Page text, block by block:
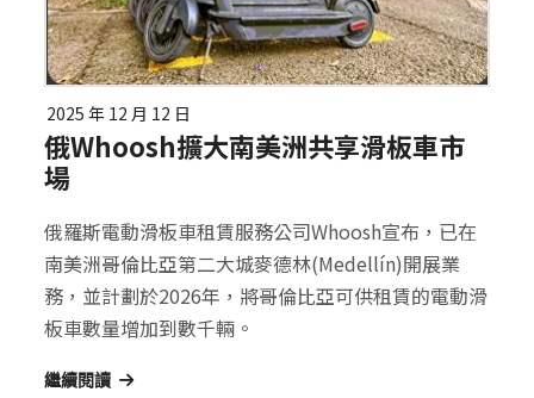
2025 年 12 月 12 日
俄Whoosh擴大南美洲共享滑板車市
場
俄羅斯電動滑板車租賃服務公司Whoosh宣布，已在
南美洲哥倫比亞第二大城麥德林(Medellín)開展業
務，並計劃於2026年，將哥倫比亞可供租賃的電動滑
板車數量增加到數千輛。
繼續閱讀